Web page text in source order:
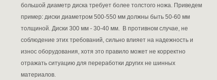
большой диаметр диска требует более толстого ножа. Приведем
пример: диски диаметром 500-550 мм должны быть 50-60 мм
толщиной. Диски 300 мм - 30-40 мм. В противном случае, не
соблюдение этих требований, сильно влияет на надежность и
износ оборудования, хотя это правило может не корректно
отражать ситуацию для переработки других не шинных
материалов.